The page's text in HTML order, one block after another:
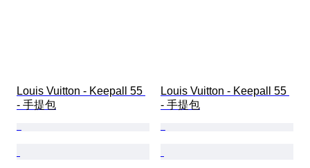
Louis Vuitton - Keepall 55
- 手提包
Louis Vuitton - Keepall 55
- 手提包